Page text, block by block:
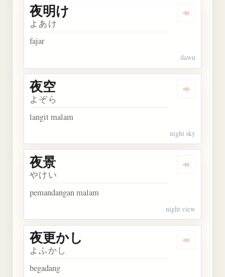
Dengarkan
夜明け
よあけ
fajar
dawn
Dengarkan
夜空
よぞら
langit malam
night sky
Dengarkan
夜景
やけい
pemandangan malam
night view
Dengarkan
夜更かし
よふかし
begadang